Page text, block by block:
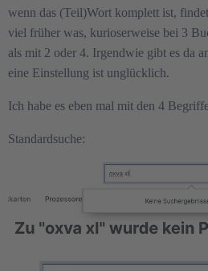
wenn das (Teil)Wort komplett ist,
viel früher was, kurioserweise bei 3
als mit 2 oder 4. Irgendwie gibt es da
eine Einstellung ist unglücklich.
Ich habe es eben mal mit den 4
Standardsuche: